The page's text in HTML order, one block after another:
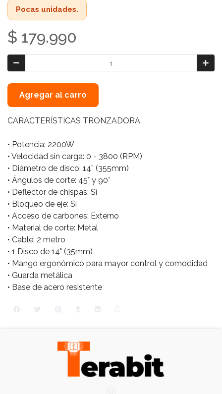
Pocas unidades.
$ 179.990
Agregar al carro
CARACTERÍSTICAS TRONZADORA
• Potencia: 2200W
• Velocidad sin carga: 0 - 3800 (RPM)
• Diámetro de disco: 14” (355mm)
• Ángulos de corte: 45° y 90°
• Deflector de chispas: Sí
• Bloqueo de eje: Sí
• Acceso de carbones: Externo
• Material de corte: Metal
• Cable: 2 metro
• 1 Disco de 14" (35mm)
• Mango ergonómico para mayor control y comodidad
• Guarda metálica
• Base de acero resistente